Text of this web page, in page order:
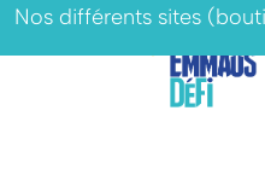
Nos différents sites